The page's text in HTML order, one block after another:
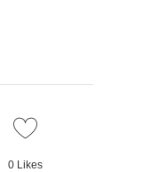
0 Likes